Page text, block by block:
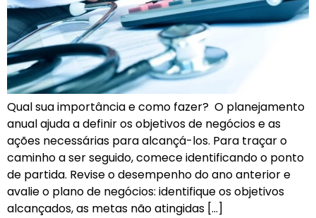
Qual sua importância e como fazer? O planejamento
anual ajuda a definir os objetivos de negócios e as
ações necessárias para alcançá-los. Para traçar o
caminho a ser seguido, comece identificando o ponto
de partida. Revise o desempenho do ano anterior e
avalie o plano de negócios: identifique os objetivos
alcançados, as metas não atingidas […]